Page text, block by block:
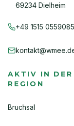
69234 Dielheim
+49 1515 0559085
AKTIV IN DER
REGION
Bruchsal